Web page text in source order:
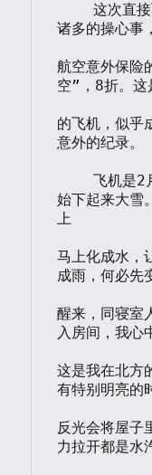
    这次直接飞，12月份就订机票了，省去
诸多的操心事
航空意外保险
空”，8折。这
的飞机，似乎
意外的纪录。
    飞机是2月1日的，不成想昆山丛24日开
始下起来大雪
上
马上化成水，
成雨，何必先
醒来，同寝室
入房间，我心
这是我在北方
有特别明亮的
反光会将屋子
力拉开都是水